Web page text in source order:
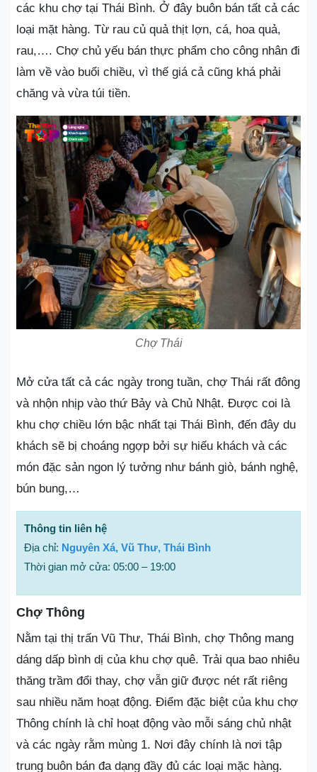
các khu chợ tại Thái Bình. Ở đây buôn bán tất cả các
loại mặt hàng. Từ rau củ quả thịt lợn, cá, hoa quả,
rau,…. Chợ chủ yếu bán thực phẩm cho công nhân đi
làm về vào buổi chiều, vì thế giá cả cũng khá phải
chăng và vừa túi tiền.
Chợ Thái
Mở cửa tất cả các ngày trong tuần, chợ Thái rất đông
và nhộn nhịp vào thứ Bảy và Chủ Nhật. Được coi là
khu chợ chiều lớn bậc nhất tại Thái Bình, đến đây du
khách sẽ bị choáng ngợp bởi sự hiếu khách và các
món đặc sản ngon lý tưởng như bánh giò, bánh nghệ,
bún bung,…
Thông tin liên hệ
Địa chỉ: Nguyên Xá, Vũ Thư, Thái Bình
Thời gian mở cửa: 05:00 – 19:00
Chợ Thông
Nằm tại thị trấn Vũ Thư, Thái Bình, chợ Thông mang
dáng dấp bình dị của khu chợ quê. Trải qua bao nhiêu
thăng trầm đổi thay, chợ vẫn giữ được nét rất riêng
sau nhiều năm hoạt động. Điểm đặc biệt của khu chợ
Thông chính là chỉ hoạt động vào mỗi sáng chủ nhật
và các ngày rằm mùng 1. Nơi đây chính là nơi tập
trung buôn bán đa dạng đầy đủ các loại mặc hàng.